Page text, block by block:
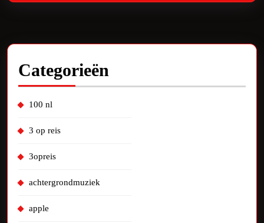
Categorieën
100 nl
3 op reis
3opreis
achtergrondmuziek
apple